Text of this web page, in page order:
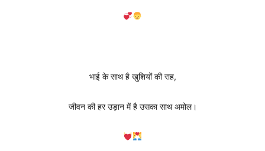
भाई के साथ है खुशियों की राह,
जीवन की हर उड़ान में है उसका साथ अमोल।